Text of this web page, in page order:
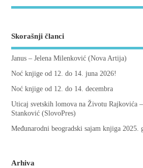
Skorašnji članci
Janus – Jelena Milenković (Nova Artija)
Noć knjige od 12. do 14. juna 2026!
Noć knjige od 12. do 14. decembra
Uticaj svetskih lomova na Životu Rajkovića
Stanković (SlovoPres)
Međunarodni beogradski sajam knjiga 2025.
Arhiva